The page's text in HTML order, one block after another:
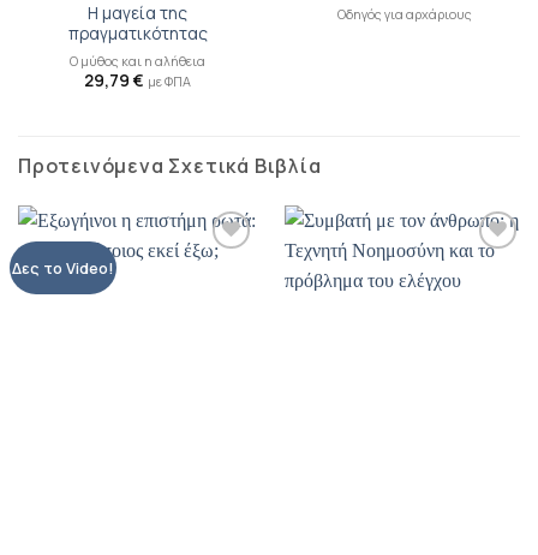
Η μαγεία της
πραγματικότητας
Ο μύθος και η αλήθεια
29,79 € με ΦΠΑ
Οδηγός για αρχάριους
Προτεινόμενα Σχετικά Βιβλία
Δες το Video!
Προσθήκη
βιβλίου